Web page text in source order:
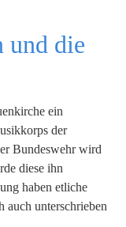
und die
ein
der
Bundeswehr wird
diese ihn
haben etliche
auch unterschrieben